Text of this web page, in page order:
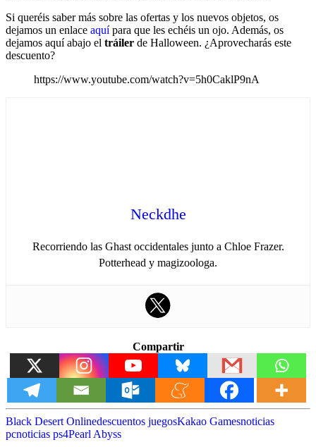
Si queréis saber más sobre las ofertas y los nuevos objetos, os
dejamos un enlace aquípara que les echéis un ojo. Además, os
dejamos aquí abajo el tráiler de Halloween. ¿Aprovecharás este
descuento?
https://www.youtube.com/watch?v=5h0CaklP9nA
Neckdhe
Recorriendo las Ghast occidentales junto a Chloe Frazer.
Potterhead y magizoologa.
Compartir
Black Desert Onlinedescuentos juegosKakao Gamesnoticias
pcnoticias ps4Pearl Abyss